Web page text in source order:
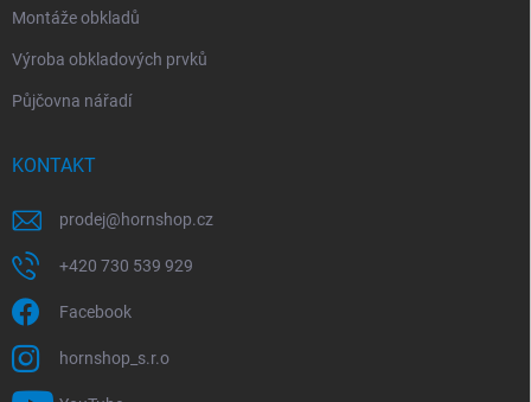
Montáže obkladů
Výroba obkladových prvků
Půjčovna nářadí
KONTAKT
prodej@hornshop.cz
+420 730 539 929
Facebook
hornshop_s.r.o